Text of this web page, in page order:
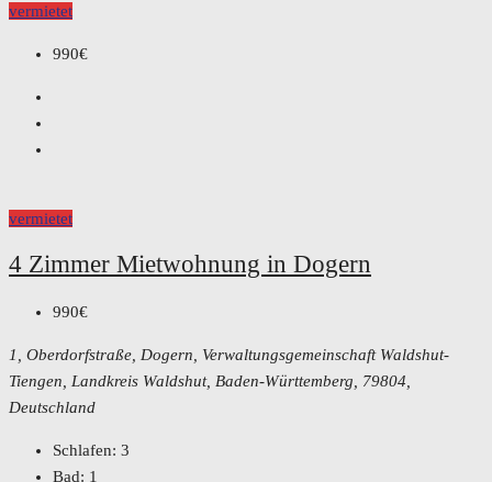
vermietet
990€
vermietet
4 Zimmer Mietwohnung in Dogern
990€
1, Oberdorfstraße, Dogern, Verwaltungsgemeinschaft Waldshut-
Tiengen, Landkreis Waldshut, Baden-Württemberg, 79804,
Deutschland
Schlafen: 3
Bad: 1